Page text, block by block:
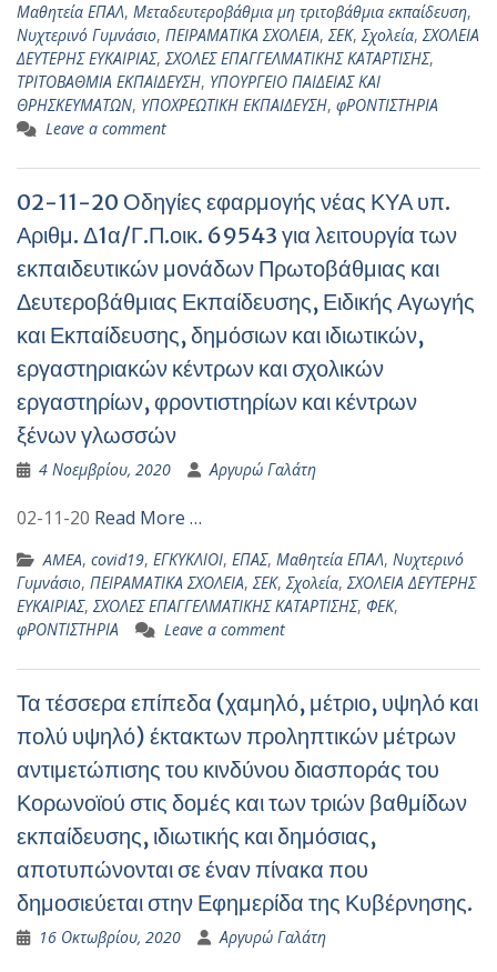
Μαθητεία ΕΠΑΛ, Μεταδευτεροβάθμια μη τριτοβάθμια εκπαίδευση,
Νυχτερινό Γυμνάσιο, ΠΕΙΡΑΜΑΤΙΚΑ ΣΧΟΛΕΙΑ,ΣΕΚ,Σχολεία,ΣΧΟΛΕΙΑ
ΔΕΥΤΕΡΗΣ ΕΥΚΑΙΡΙΑΣ,ΣΧΟΛΕΣ ΕΠΑΓΓΕΛΜΑΤΙΚΗΣ ΚΑΤΑΡΤΙΣΗΣ,
ΤΡΙΤΟΒΑΘΜΙΑ ΕΚΠΑΙΔΕΥΣΗ, ΥΠΟΥΡΓΕΙΟ ΠΑΙΔΕΙΑΣ ΚΑΙ
ΘΡΗΣΚΕΥΜΑΤΩΝ, ΥΠΟΧΡΕΩΤΙΚΗ ΕΚΠΑΙΔΕΥΣΗ, φΡΟΝΤΙΣΤΗΡΙΑ
Leave a comment
02-11-20 Οδηγίες εφαρμογής νέας ΚΥΑ υπ.
Αριθμ. Δ1α/Γ.Π.οικ. 69543 για λειτουργία των
εκπαιδευτικών μονάδων Πρωτοβάθμιας και
Δευτεροβάθμιας Εκπαίδευσης, Ειδικής Αγωγής
και Εκπαίδευσης, δημόσιων και ιδιωτικών,
εργαστηριακών κέντρων και σχολικών
εργαστηρίων, φροντιστηρίων και κέντρων
ξένων γλωσσών
4 Νοεμβρίου, 2020 Αργυρώ Γαλάτη
02-11-20 Read More …
AMEA, covid19, ΕΓΚΥΚΛΙΟΙ, ΕΠΑΣ, Μαθητεία ΕΠΑΛ, Νυχτερινό
Γυμνάσιο, ΠΕΙΡΑΜΑΤΙΚΑ ΣΧΟΛΕΙΑ,ΣΕΚ,Σχολεία,ΣΧΟΛΕΙΑ ΔΕΥΤΕΡΗΣ
ΕΥΚΑΙΡΙΑΣ,ΣΧΟΛΕΣ ΕΠΑΓΓΕΛΜΑΤΙΚΗΣ ΚΑΤΑΡΤΙΣΗΣ, ΦΕΚ,
φΡΟΝΤΙΣΤΗΡΙΑ
Leave a comment
Τα τέσσερα επίπεδα (χαμηλό, μέτριο, υψηλό και
πολύ υψηλό) έκτακτων προληπτικών μέτρων
αντιμετώπισης του κινδύνου διασποράς του
Κορωνοϊού στις δομές και των τριών βαθμίδων
εκπαίδευσης, ιδιωτικής και δημόσιας,
αποτυπώνονται σε έναν πίνακα που
δημοσιεύεται στην Εφημερίδα της Κυβέρνησης.
16 Οκτωβρίου, 2020 Αργυρώ Γαλάτη